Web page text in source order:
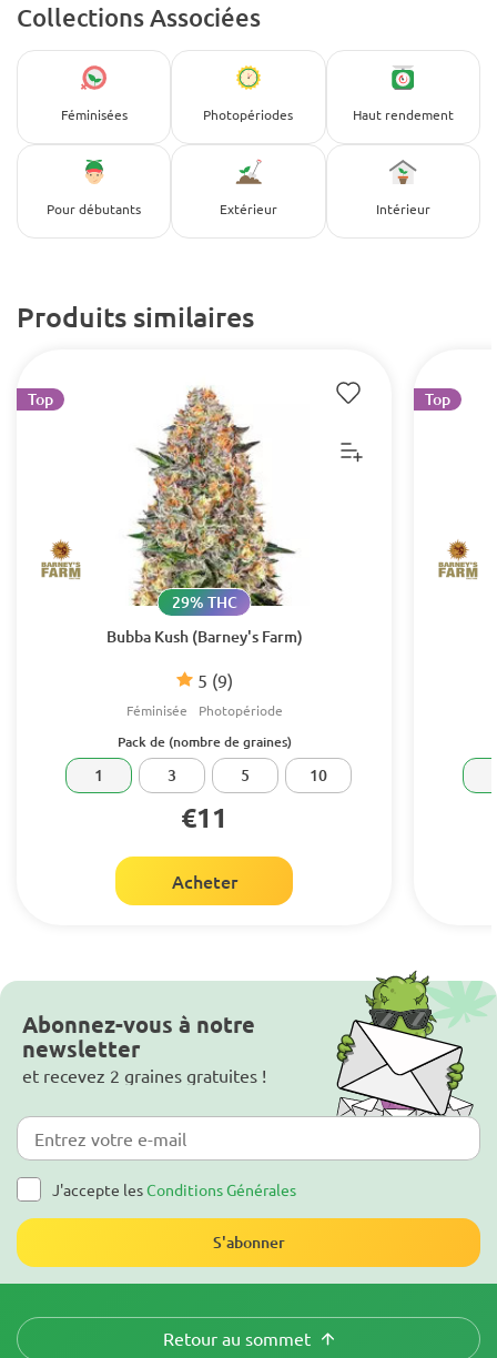
Collections Associées
Féminisées Photopériodes Haut rendement
Pour débutants Extérieur Intérieur
Produits similaires
Bubba Kush (Barney's Farm)
5 (9)
29% THC
Féminisée Photopériode
Top
Pack de (nombre de graines)
1 3 5 10
€11
Acheter
Top
Abonnez-vous à notre
newsletter
et recevez 2 graines gratuites !
J'accepte lesConditions Générales
S'abonner
Retour au sommet